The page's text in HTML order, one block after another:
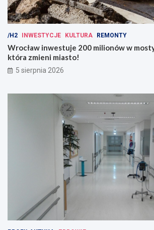
/H2 INWESTYCJE KULTURA REMONTY
Wrocław inwestuje 200 milionów w
która zmieni miasto!
5 sierpnia 2026